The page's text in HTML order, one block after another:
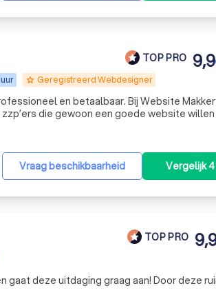
TOP PRO
grade Geregistreerd Webdesigner
9,9
en betaalbaar. Bij Website Makker
die gewoon een goede website
Vraag beschikbaarheid
Vergelijk
TOP PRO
gaat deze uitdaging graag aan! Door deze